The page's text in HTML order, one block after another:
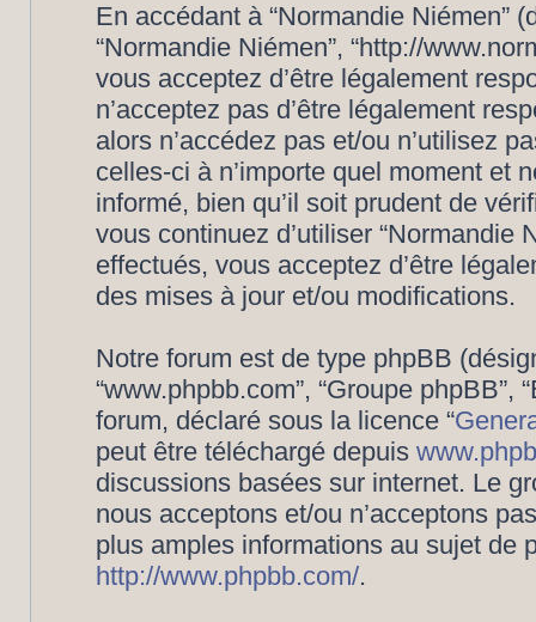
En accédant à “Normandie Niémen”
“Normandie Niémen”, “http://
vous acceptez d’être légalement
n’acceptez pas d’être légalement
alors n’accédez pas et/ou n’utilisez
celles-ci à n’importe quel moment et
informé, bien qu’il soit prudent de
vous continuez d’utiliser “Normandie
effectués, vous acceptez d’être
des mises à jour et/ou modifications.
Notre forum est de type phpBB
“www.phpbb.com”, “Groupe
forum, déclaré sous la licence “
peut être téléchargé depuis
discussions basées sur internet. Le
nous acceptons et/ou n’acceptons
plus amples informations au sujet de
http://www.phpbb.com/.